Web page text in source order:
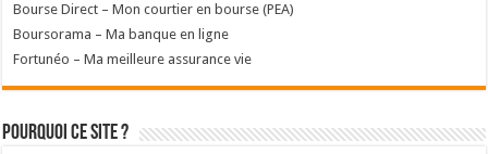
Bourse Direct – Mon courtier en bourse (PEA)
Boursorama – Ma banque en ligne
Fortunéo – Ma meilleure assurance vie
Pourquoi ce site ?